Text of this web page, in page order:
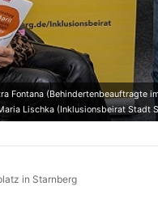
Fontana
Lischka (Inklusionsbeirat Stadt
in Starnberg